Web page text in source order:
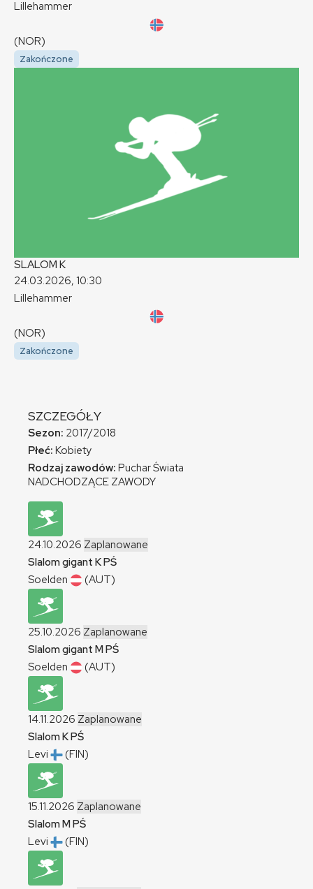
Lillehammer
(NOR)
Zakończone
SLALOM K
24.03.2026, 10:30
Lillehammer
(NOR)
Zakończone
SZCZEGÓŁY
Sezon: 2017/2018
Płeć: Kobiety
Rodzaj zawodów: Puchar Świata
NADCHODZĄCE ZAWODY
24.10.2026 Zaplanowane
Slalom gigant KPŚ
Soelden
(AUT)
25.10.2026 Zaplanowane
Slalom gigant MPŚ
Soelden
(AUT)
14.11.2026 Zaplanowane
SlalomKPŚ
Levi
(FIN)
15.11.2026 Zaplanowane
SlalomMPŚ
Levi
(FIN)